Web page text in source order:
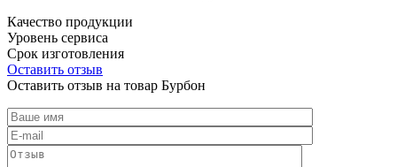
Качество продукции
Уровень сервиса
Срок изготовления
Оставить отзыв
Оставить отзыв на товар Бурбон